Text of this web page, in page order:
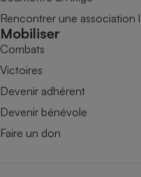
Rencontrer une association
Mobiliser
Combats
Victoires
Devenir adhérent
Devenir bénévole
Faire un don